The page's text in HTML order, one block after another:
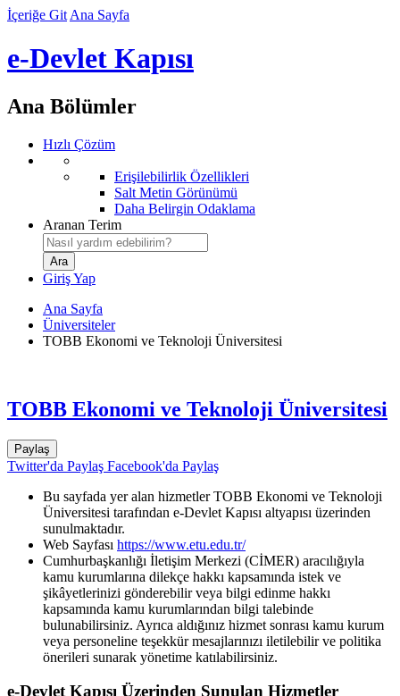
İçeriğe Git Ana Sayfa
e-Devlet Kapısı
Ana Bölümler
Hızlı Çözüm
Erişilebilirlik Özellikleri
Salt Metin Görünümü
Daha Belirgin Odaklama
Aranan Terim
Giriş Yap
Ana Sayfa
Üniversiteler
TOBB Ekonomi ve Teknoloji Üniversitesi
TOBB Ekonomi ve Teknoloji Üniversitesi
Paylaş
Twitter'da Paylaş Facebook'da Paylaş
Bu sayfada yer alan hizmetler TOBB Ekonomi ve Teknoloji
Üniversitesi tarafından e-Devlet Kapısı altyapısı üzerinden
sunulmaktadır.
Web Sayfası https://www.etu.edu.tr/
Cumhurbaşkanlığı İletişim Merkezi (CİMER) aracılığıyla
kamu kurumlarına dilekçe hakkı kapsamında istek ve
şikâyetlerinizi gönderebilir veya bilgi edinme hakkı
kapsamında kamu kurumlarından bilgi talebinde
bulunabilirsiniz. Ayrıca aldığınız hizmet sonrası kamu kurum
veya personeline teşekkür mesajlarınızı iletilebilir ve politika
önerileri sunarak yönetime katılabilirsiniz.
e-Devlet Kapısı Üzerinden Sunulan Hizmetler